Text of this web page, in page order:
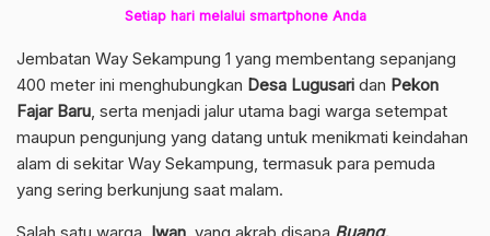
Setiap hari melalui smartphone Anda
Jembatan Way Sekampung 1 yang membentang sepanjang
400 meter ini menghubungkan Desa Lugusari dan Pekon
Fajar Baru, serta menjadi jalur utama bagi warga setempat
maupun pengunjung yang datang untuk menikmati keindahan
alam di sekitar Way Sekampung, termasuk para pemuda
yang sering berkunjung saat malam.